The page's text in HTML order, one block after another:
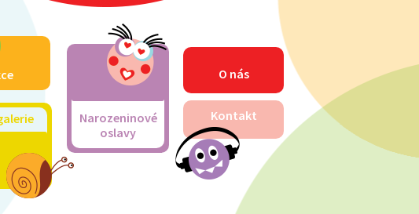
Narozeninové
oslavy
O nás
Kontakt